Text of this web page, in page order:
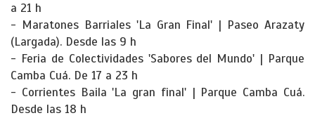
a 21 h
- Maratones Barriales 'La Gran Final' | Paseo Arazaty
(Largada). Desde las 9 h
- Feria de Colectividades 'Sabores del Mundo' | Parque
Camba Cuá. De 17 a 23 h
- Corrientes Baila 'La gran final' | Parque Camba Cuá.
Desde las 18 h